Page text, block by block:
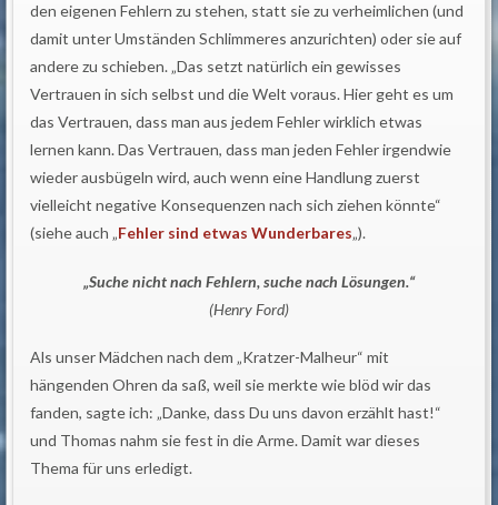
den eigenen Fehlern zu stehen, statt sie zu verheimlichen (und
damit unter Umständen Schlimmeres anzurichten) oder sie auf
andere zu schieben. „Das setzt natürlich ein gewisses
Vertrauen in sich selbst und die Welt voraus. Hier geht es um
das Vertrauen, dass man aus jedem Fehler wirklich etwas
lernen kann. Das Vertrauen, dass man jeden Fehler irgendwie
wieder ausbügeln wird, auch wenn eine Handlung zuerst
vielleicht negative Konsequenzen nach sich ziehen könnte“
(siehe auch „Fehler sind etwas Wunderbares„).
„Suche nicht nach Fehlern, suche nach Lösungen.“
(Henry Ford)
Als unser Mädchen nach dem „Kratzer-Malheur“ mit
hängenden Ohren da saß, weil sie merkte wie blöd wir das
fanden, sagte ich: „Danke, dass Du uns davon erzählt hast!“
und Thomas nahm sie fest in die Arme. Damit war dieses
Thema für uns erledigt.